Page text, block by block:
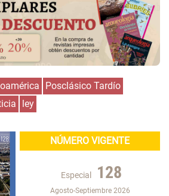
Posclásico Tardío
ley
NÚMERO VIGENTE
Especial 128
Agosto-Septiembre 2026